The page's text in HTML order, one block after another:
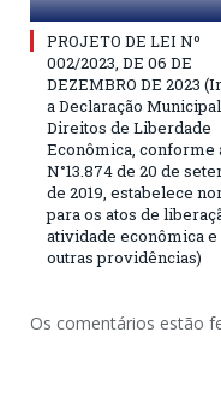
PROJETO DE LEI Nº
002/2023, DE 06 DE
DEZEMBRO DE 2023
a Declaração
Direitos de Liberdade
Econômica, conforme
N°13.874 de 20 de
de 2019, estabelece
para os atos de
atividade econômica e
outras providências)
Os comentários estão